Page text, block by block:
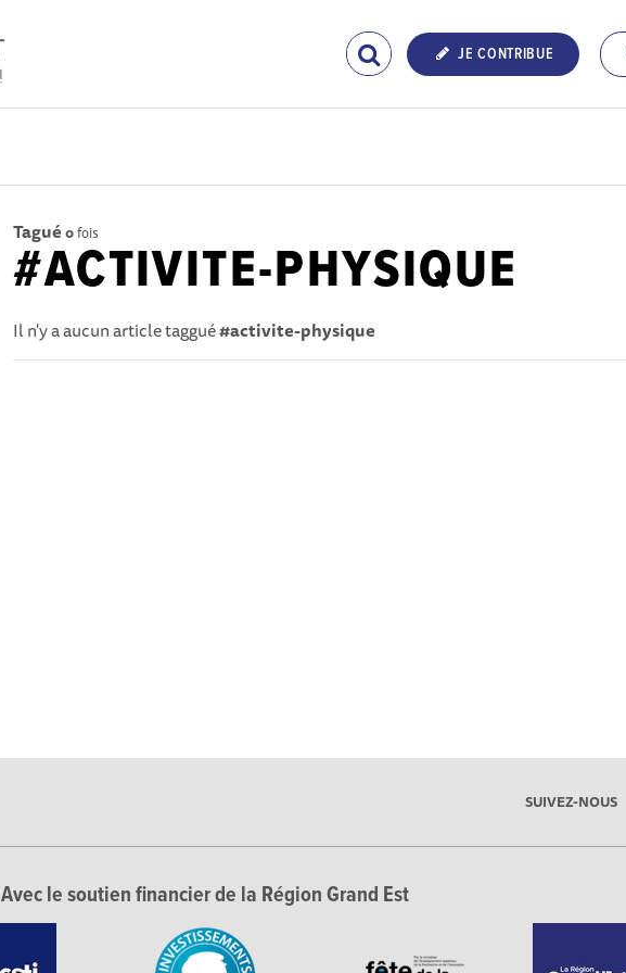
JE CONTRIBUE
Tagué 0fois
#ACTIVITE-PHYSIQUE
Il n'y a aucun article taggué#activite-physique
SUIVEZ-NOUS
Avec le soutien financier de la Région Grand Est